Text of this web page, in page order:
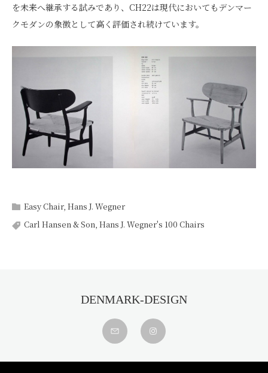
を未来へ継承する試みであり、CH22は現代においてもデンマー
クモダンの象徴として高く評価され続けています。
Easy Chair, Hans J. Wegner
Carl Hansen & Son, Hans J. Wegner's 100 Chairs
DENMARK-DESIGN